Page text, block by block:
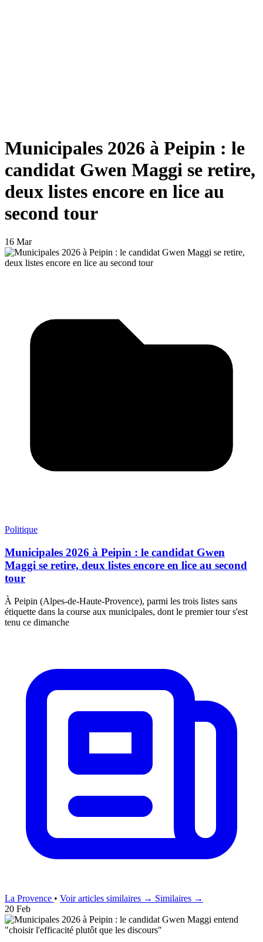
Municipales 2026 à Peipin : le
candidat Gwen Maggi se retire,
deux listes encore en lice au
second tour
16 Mar
Politique
Municipales 2026 à Peipin : le candidat Gwen
Maggi se retire, deux listes encore en lice au second
tour
À Peipin (Alpes-de-Haute-Provence), parmi les trois listes sans
étiquette dans la course aux municipales, dont le premier tour s'est
tenu ce dimanche
La Provence • Voir articles similaires → Similaires →
20 Feb